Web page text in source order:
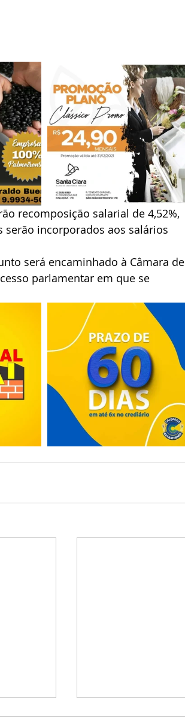
recomposição salarial de 4,52%,
serão incorporados aos salários
será encaminhado à Câmara de
parlamentar em que se